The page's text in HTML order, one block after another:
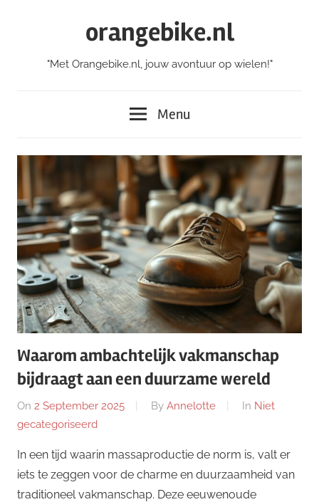
orangebike.nl
"Met Orangebike.nl, jouw avontuur op wielen!"
Menu
Waarom ambachtelijk vakmanschap
bijdraagt aan een duurzame wereld
On 2 September 2025 By Annelotte In Niet
gecategoriseerd
In een tijd waarin massaproductie de norm is, valt er
iets te zeggen voor de charme en duurzaamheid van
traditioneel vakmanschap. Deze eeuwenoude